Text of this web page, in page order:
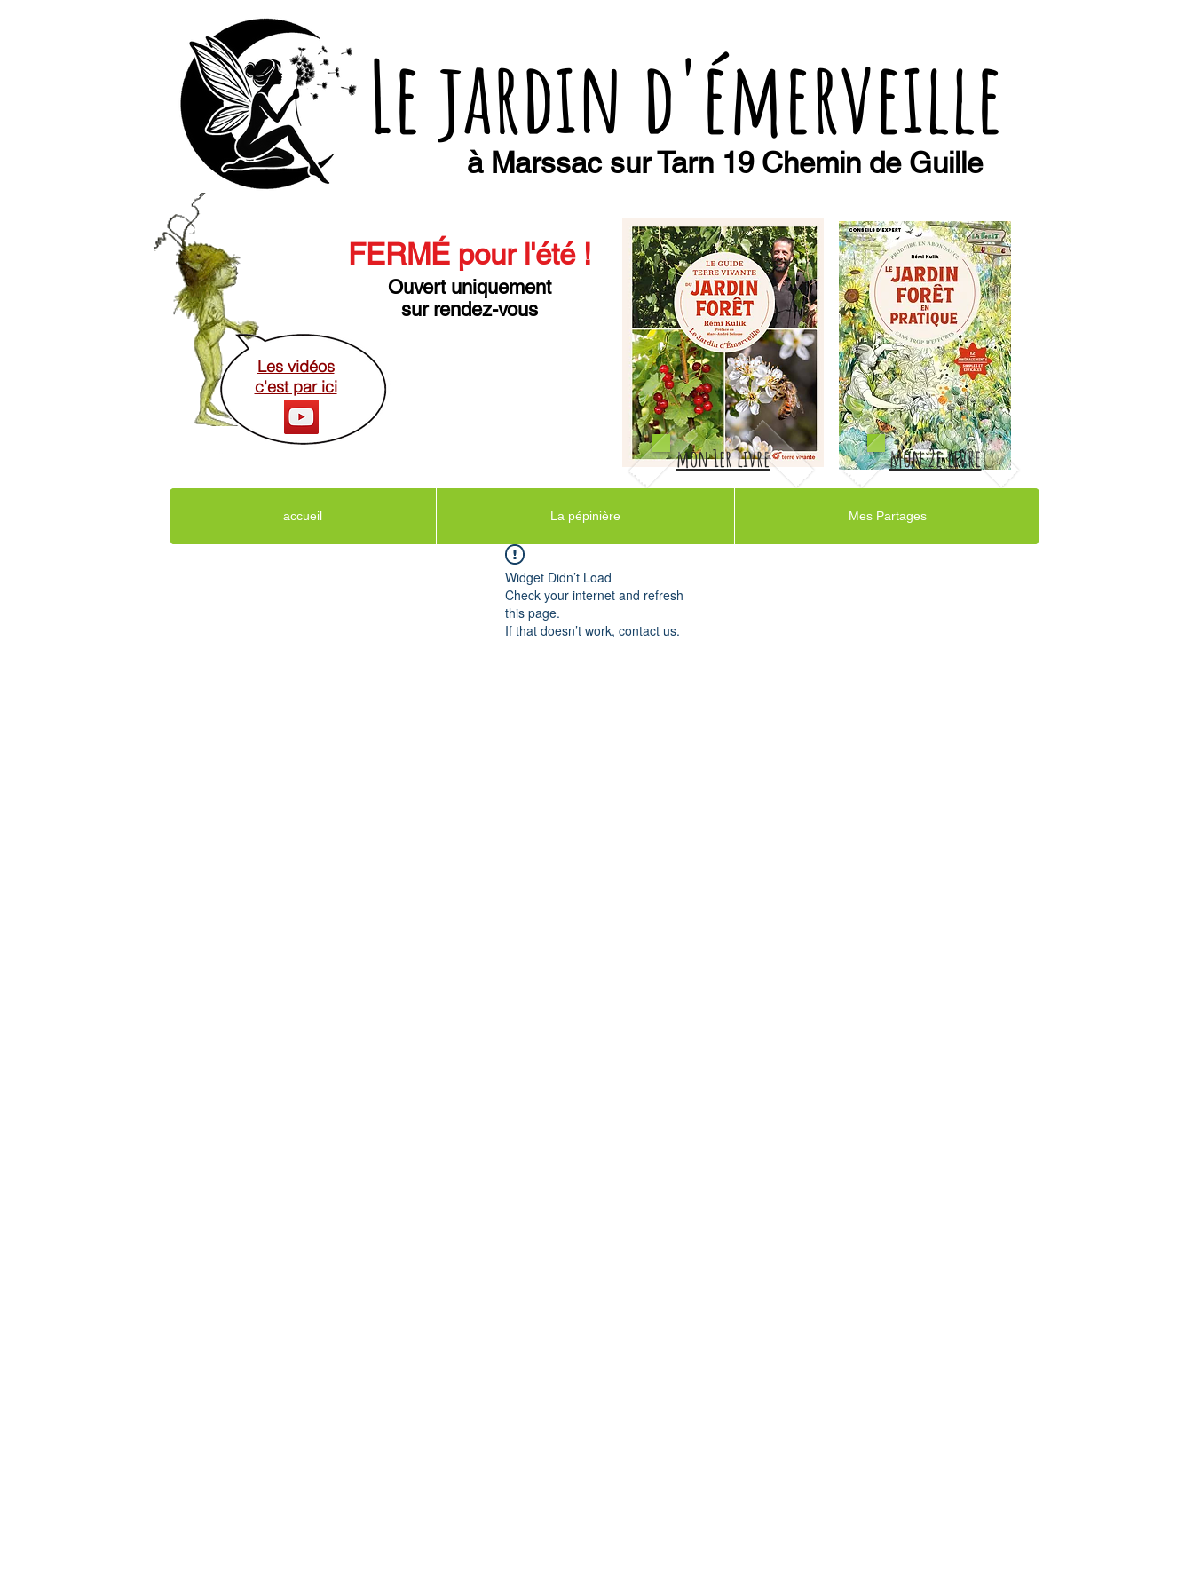
Le jardin d'émerveille
mon 1er livre mon 2e livre
à Marssac sur Tarn 19 Chemin de Guille
FERMÉ pour l'été!
Ouvert uniquement
sur rendez-vous
Les vidéos
c'est par ici
accueil La pépinière Mes Partages
Widget Didn’t Load
Check your internet and refresh
this page.
If that doesn’t work, contact us.